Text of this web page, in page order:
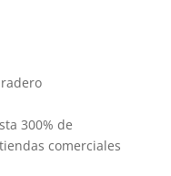
300% de
comerciales